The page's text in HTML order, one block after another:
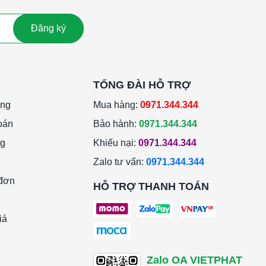
Đăng ký
TỔNG ĐÀI HỖ TRỢ
Mua hàng: 0971.344.344
Bảo hành: 0971.344.344
Khiếu nại: 0971.344.344
Zalo tư vấn: 0971.344.344
HỖ TRỢ THANH TOÁN
Zalo OA VIETPHAT